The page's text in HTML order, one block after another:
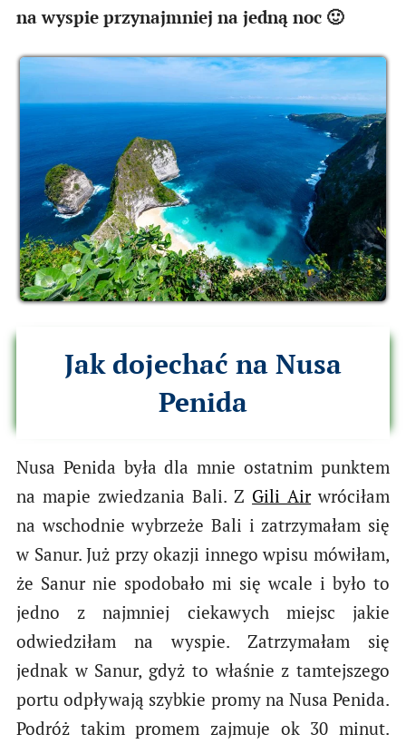
na wyspie przynajmniej na jedną noc 🙂
Jak dojechać na Nusa
Penida
Nusa Penida była dla mnie ostatnim punktem
na mapie zwiedzania Bali. Z Gili Airwróciłam
na wschodnie wybrzeże Bali i zatrzymałam się
w Sanur. Już przy okazji innego wpisu mówiłam,
że Sanur nie spodobało mi się wcale i było to
jedno z najmniej ciekawych miejsc jakie
odwiedziłam na wyspie. Zatrzymałam się
jednak w Sanur, gdyż to właśnie z tamtejszego
portu odpływają szybkie promy na Nusa Penida.
Podróż takim promem zajmuje ok 30 minut.